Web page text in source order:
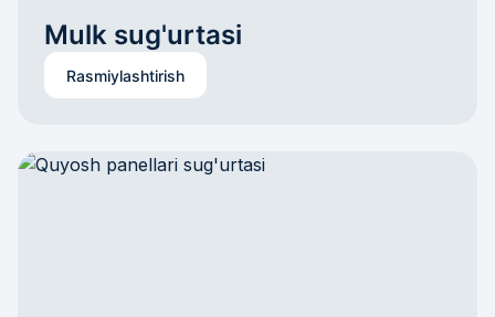
Mulk sug'urtasi
Rasmiylashtirish